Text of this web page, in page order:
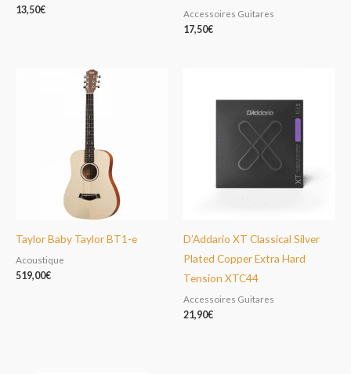
13,50€ Accessoires Guitares
17,50€
Taylor Baby Taylor BT1-e
Acoustique
519,00€
D’Addario XT Classical Silver
Plated Copper Extra Hard
Tension XTC44
Accessoires Guitares
21,90€